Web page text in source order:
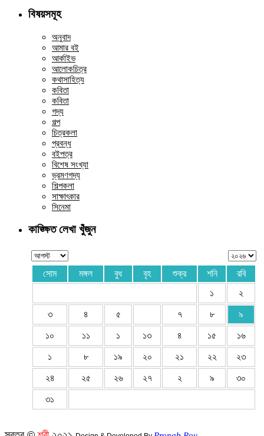
বিষয়সমূহ
অনুবাদ
আমার বই
আর্কাইভ
আলোকচিত্র
কথাসাহিত্য
কবিতা
কবিতা
গদ্য
গল্প
চিত্রকলা
প্রবন্ধ
বইপত্র
বিশেষ সংখ্যা
ভ্রমণগদ্য
শিল্পকলা
সাক্ষাৎকার
সিনেমা
কাঙ্ক্ষিত লেখা খুঁজুন
সোম মঙ্গল বুধ বৃহ শুক্র শনি
রবি
১
২
৩ ৪ ৫ ৭ ৮ ৯
১০ ১১ ১ ১৩ ৪ ১৫ ১৬
১ ৮ ১৯ ২০ ২১ ২২ ২৩
২৪ ২৫ ২৬ ২৭ ২ ৯ ৩০
৩১